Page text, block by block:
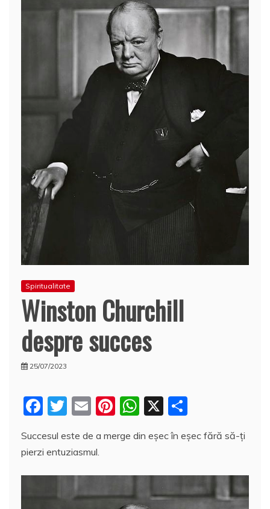
Spiritualitate
Winston Churchill
despre succes
25/07/2023
F
c
e
b
T
itt
er
E
ai
l
Pi
er
st
W
at
A
p
X
rt
e
a
Succesul este de a merge din eşec în eşec fără să-ţi
pierzi entuziasmul.